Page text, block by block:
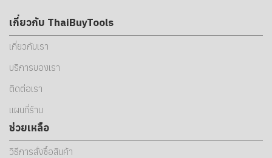
เกี่ยวกับ ThaiBuyTools
เกี่ยวกับเรา
บริการของเรา
ติดต่อเรา
แผนที่ร้าน
ช่วยเหลือ
วิธีการสั่งซื้อสินค้า